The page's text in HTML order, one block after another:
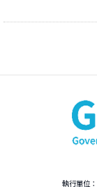
執行單位：